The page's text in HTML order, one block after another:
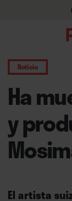
Noticia
Ha
y
El artista